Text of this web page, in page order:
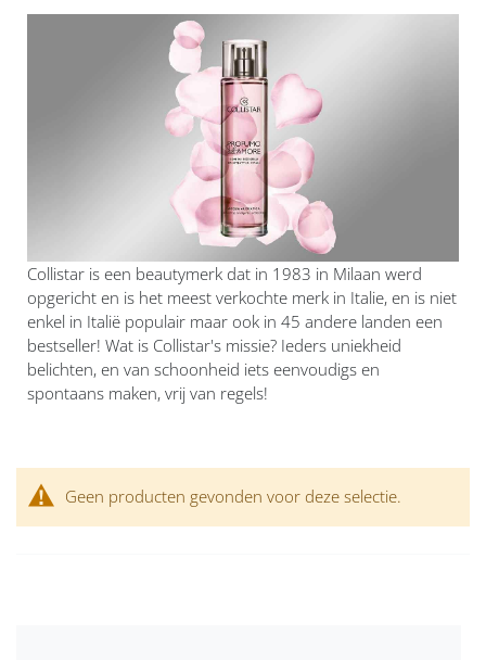
Collistar is een beautymerk dat in 1983 in Milaan werd
opgericht en is het meest verkochte merk in Italie, en is niet
enkel in Italië populair maar ook in 45 andere landen een
bestseller! Wat is Collistar's missie? Ieders uniekheid
belichten, en van schoonheid iets eenvoudigs en
spontaans maken, vrij van regels!
Geen producten gevonden voor deze selectie.